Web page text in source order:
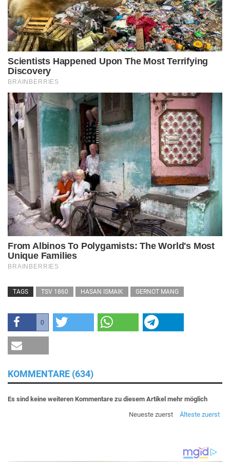
TAGS TSV 1860 HASAN ISMAIK GERNOT MANG
0
KOMMENTARE (634)
Es sind keine weiteren Kommentare zu diesem Artikel mehr möglich
Neueste zuerst
Älteste zuerst